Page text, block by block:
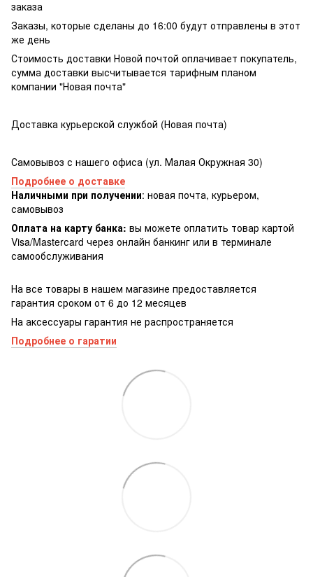
заказа
Заказы, которые сделаны до 16:00 будут отправлены в этот
же день
Стоимость доставки Новой почтой оплачивает покупатель,
сумма доставки высчитывается тарифным планом
компании "Новая почта"
Доставка курьерской службой (Новая почта)
Самовывоз с нашего офиса (ул. Малая Окружная 30)
Подробнее о доставке
Наличными при получении: новая почта, курьером,
самовывоз
Оплата на карту банка: вы можете оплатить товар картой
Visa/Masterсard через онлайн банкинг или в терминале
самообслуживания
На все товары в нашем магазине предоставляется
гарантия сроком от 6 до 12 месяцев
На аксессуары гарантия не распространяется
Подробнее о гаратии